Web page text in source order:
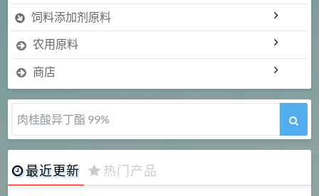
饲料添加剂原料
农用原料
商店
肉桂酸异丁酯 99%
最近更新 热门产品